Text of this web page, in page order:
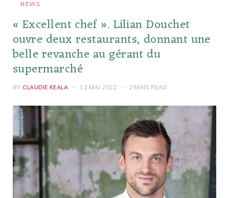
NEWS
« Excellent chef ». Lilian Douchet
ouvre deux restaurants, donnant une
belle revanche au gérant du
supermarché
BY CLAUDIE KEALA 12 MAI 2022 2 MINS READ